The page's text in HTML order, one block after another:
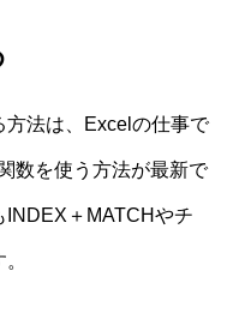
方法は、Excelの仕事で
数を使う方法が最新で
＋MATCHやチ